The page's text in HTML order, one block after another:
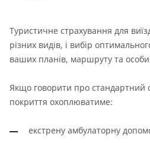
Туристичне страхування для
різних видів, і вибір
ваших планів, маршруту та
Якщо говорити про стандартний
покриття охоплюватиме:
екстрену амбулаторну